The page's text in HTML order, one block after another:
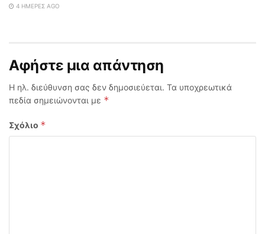
4 ΗΜΈΡΕΣ AGO
Αφήστε μια απάντηση
Η ηλ. διεύθυνση σας δεν δημοσιεύεται. Τα υποχρεωτικά
πεδία σημειώνονται με *
Σχόλιο *